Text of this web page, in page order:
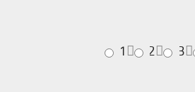
3
2
1